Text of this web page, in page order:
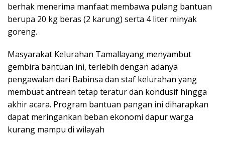
berhak menerima manfaat membawa pulang bantuan
berupa 20 kg beras (2 karung) serta 4 liter minyak
goreng.
Masyarakat Kelurahan Tamallayang menyambut
gembira bantuan ini, terlebih dengan adanya
pengawalan dari Babinsa dan staf kelurahan yang
membuat antrean tetap teratur dan kondusif hingga
akhir acara. Program bantuan pangan ini diharapkan
dapat meringankan beban ekonomi dapur warga
kurang mampu di wilayah